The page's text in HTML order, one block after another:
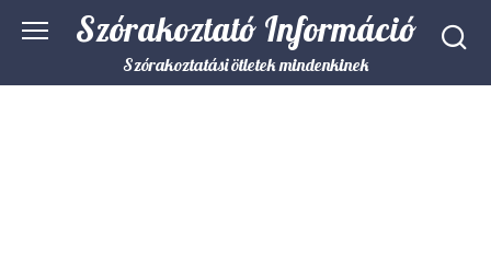
Szórakoztató Információ
Szórakoztatási ötletek mindenkinek